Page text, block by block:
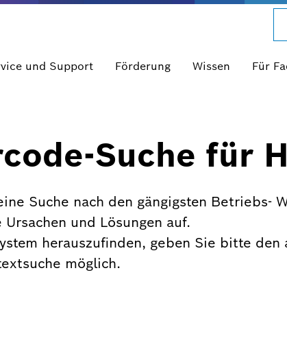
und Support Förderung Wissen Für
Suche für
Suche nach den gängigsten Betriebs-
und Lösungen auf.
herauszufinden, geben Sie bitte
möglich.